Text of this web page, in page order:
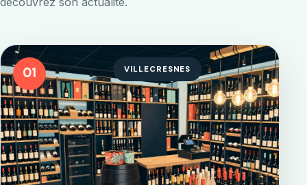
01 VILLECRESNES